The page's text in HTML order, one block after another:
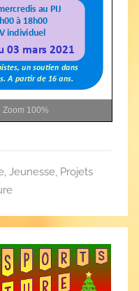
Zoom 100%
, Jeunesse, Projets